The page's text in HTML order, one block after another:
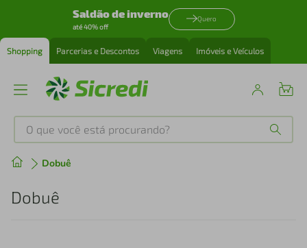
Saldão de inverno
até 40% off
Quero
Shopping Parcerias e Descontos Viagens Imóveis e Veículos
O que você está procurando?
Dobuê
Dobuê
Produtos mais buscados